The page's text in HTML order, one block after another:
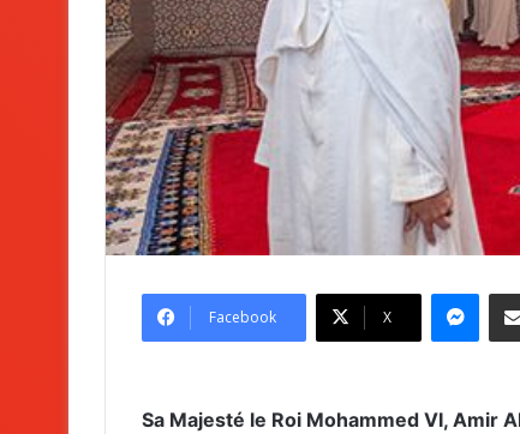
Facebook X
Sa Majesté le Roi Mohammed VI, Amir